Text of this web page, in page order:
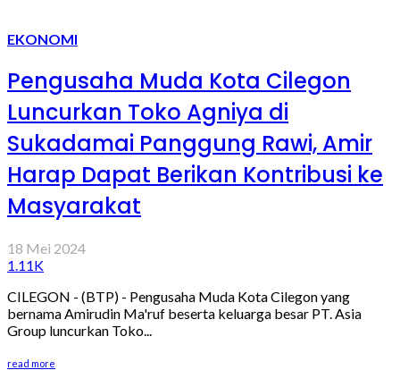
EKONOMI
Pengusaha Muda Kota Cilegon
Luncurkan Toko Agniya di
Sukadamai Panggung Rawi, Amir
Harap Dapat Berikan Kontribusi ke
Masyarakat
18 Mei 2024
1.11K
CILEGON - (BTP) - Pengusaha Muda Kota Cilegon yang
bernama Amirudin Ma'ruf beserta keluarga besar PT. Asia
Group luncurkan Toko...
read more